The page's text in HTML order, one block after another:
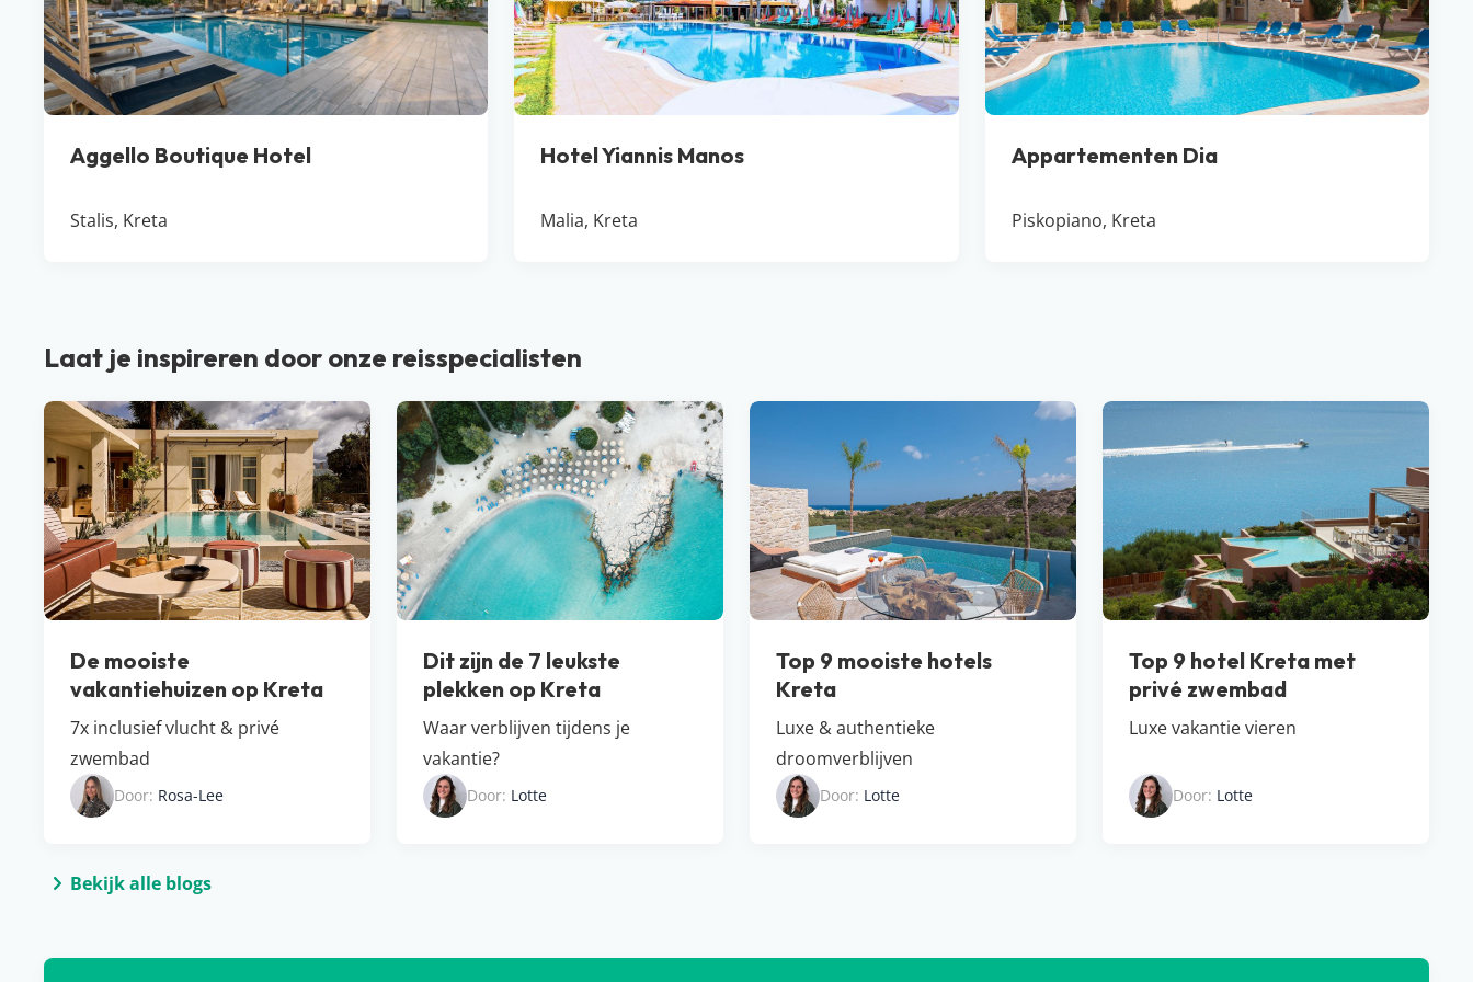
Aggello Boutique Hotel
Stalis, Kreta
Hotel Yiannis Manos
Malia, Kreta
Appartementen Dia
Piskopiano, Kreta
Laat je inspireren door onze reisspecialisten
De mooiste
vakantiehuizen op Kreta
7x inclusief vlucht & privé
zwembad
Door: Rosa-Lee
Dit zijn de 7 leukste
plekken op Kreta
Waar verblijven tijdens je
vakantie?
Door: Lotte
Top 9 mooiste hotels
Kreta
Luxe & authentieke
droomverblijven
Door: Lotte
Top 9 hotel Kreta met
privé zwembad​
Luxe vakantie vieren
Door: Lotte
Bekijk alle blogs